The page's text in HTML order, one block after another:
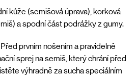
kůže (semišová úprava), korková
a spodní část podrážky z gumy.
prvním nošením a pravidelně
sprej na semiš, který chrání před
výhradně za sucha speciálním